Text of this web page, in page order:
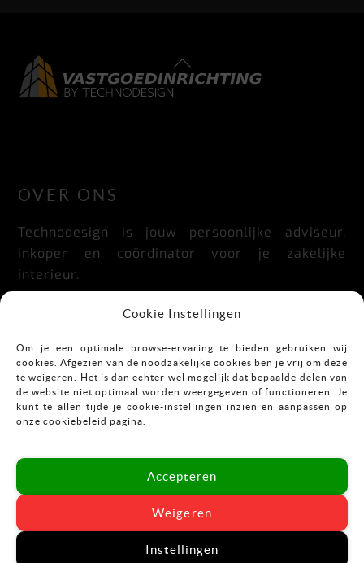
Cookie Instellingen
Om je een optimale browse-ervaring te bieden gebruiken wij
cookies. Afgezien van de noodzakelijke cookies ben je vrij om deze
te weigeren. Het is dan echter wel mogelijk dat bepaalde delen van
de website niet optimaal worden weergegeven of functioneren. Je
kunt te allen tijde je cookie-instellingen inzien en aanpassen op
onze cookiebeleid pagina.
Accepteren
Weigeren
Instellingen
Back
To
OVER ONS
Technodesign is jouw persoonlijke adviseur,
inkoper en coördinator voor je zakelijke
interieur.
Praktisch, doordacht, stijlvol en flexibel.
CONTACT
Mekkelholtsweg 7
E:info@vastgoedinrichting.nl
© Technodesign 2024